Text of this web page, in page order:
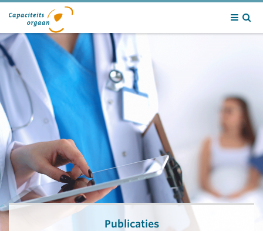
Publicaties